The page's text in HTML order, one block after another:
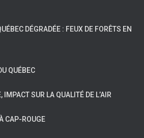
DÉGRADÉE : FEUX DE FORÊTS EN
QUÉBEC
IMPACT SUR LA QUALITÉ DE L’AIR
CAP-ROUGE